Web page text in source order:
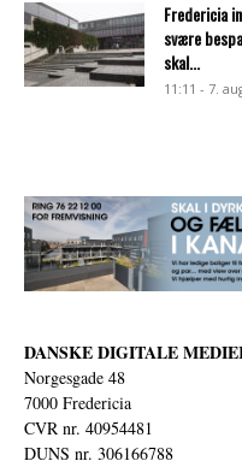
Fredericia
svære
skal...
11:11 - 7.
DANSKE DIGITALE
Norgesgade 48
7000 Fredericia
CVR nr. 40954481
DUNS nr. 306166788